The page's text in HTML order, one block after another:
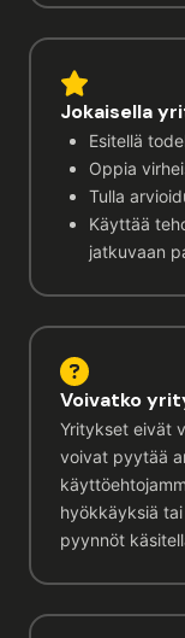
Jokaisella
Esitellä
Oppia
Tulla
Käyttää
jatkuvaan
Voivatko
Yritykset eivät
voivat pyytää
hyökkäyksiä
pyynnöt